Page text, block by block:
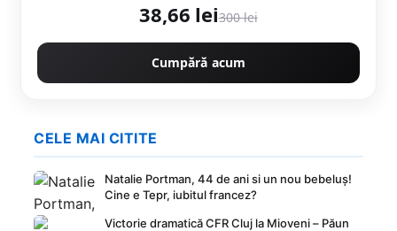
38,66 lei300 lei
Cumpără acum
CELE MAI CITITE
Natalie Portman, 44 de ani si un nou bebeluș!
Cine e Tepr, iubitul francez?
Victorie dramatică CFR Cluj la Mioveni – Păun